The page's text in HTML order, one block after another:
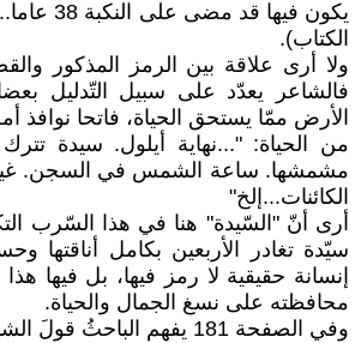
الكتاب).
ولا أرى علاقة بين الرمز المذكور
فالشاعر يعدّد على سبيل التّدليل
الأرض ممّا يستحق الحياة، فاتحا نوافذ
من الحياة: "...نهاية أيلول. سيدة تترك
مشمشها. ساعة الشمس في السجن.
الكائنات...إلخ"
أرى أنّ "السّيدة" هنا في هذا السّرب
سيّدة تغادر الأربعين بكامل أناقتها
إنسانة حقيقية لا رمز فيها، بل فيها
محافظته على نسغ الجمال والحياة.
وفي الصفحة 181 يفهم الباحثُ قولَ الشاعر: